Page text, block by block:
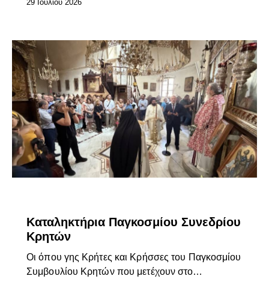
29 Ιουλίου 2026
Καταληκτήρια Παγκοσμίου Συνεδρίου
Κρητών
Οι όπου γης Κρήτες και Κρήσσες του Παγκοσμίου
Συμβουλίου Κρητών που μετέχουν στο…